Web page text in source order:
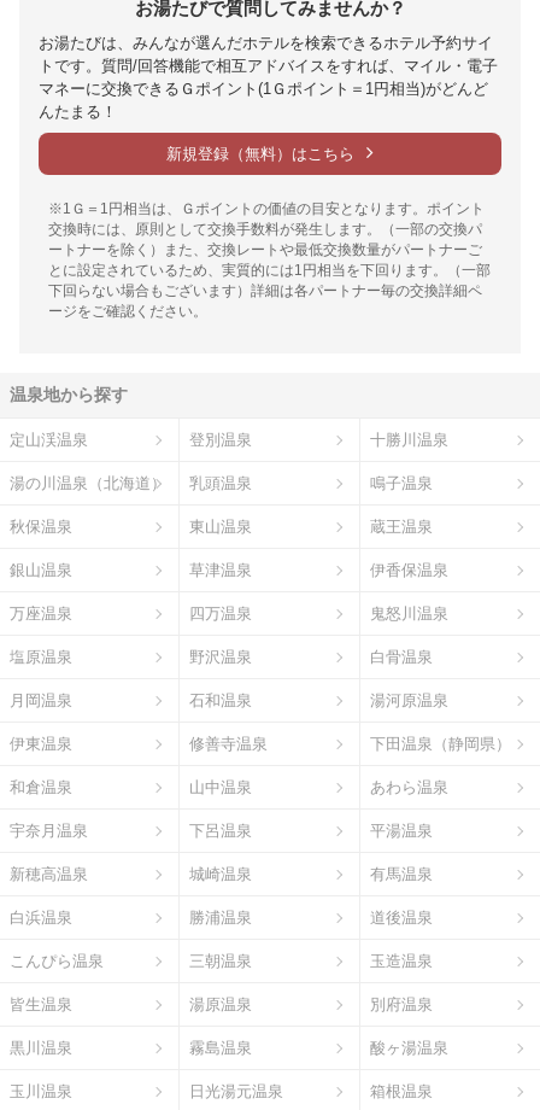
お湯たびで質問してみませんか？
お湯たびは、みんなが選んだホテルを検索できるホテル予約サイ
トです。質問/回答機能で相互アドバイスをすれば、マイル・電子
マネーに交換できるＧポイント(1Ｇポイント＝1円相当)がどんど
んたまる！
新規登録（無料）はこちら
※1Ｇ＝1円相当は、Ｇポイントの価値の目安となります。ポイント
交換時には、原則として交換手数料が発生します。（一部の交換パ
ートナーを除く）また、交換レートや最低交換数量がパートナーご
とに設定されているため、実質的には1円相当を下回ります。（一部
下回らない場合もございます）詳細は各パートナー毎の交換詳細ペ
ージをご確認ください。
温泉地から探す
定山渓温泉 登別温泉 十勝川温泉
湯の川温泉（北海道） 乳頭温泉 鳴子温泉
秋保温泉 東山温泉 蔵王温泉
銀山温泉 草津温泉 伊香保温泉
万座温泉 四万温泉 鬼怒川温泉
塩原温泉 野沢温泉 白骨温泉
月岡温泉 石和温泉 湯河原温泉
伊東温泉 修善寺温泉 下田温泉（静岡県）
和倉温泉 山中温泉 あわら温泉
宇奈月温泉 下呂温泉 平湯温泉
新穂高温泉 城崎温泉 有馬温泉
白浜温泉 勝浦温泉 道後温泉
こんぴら温泉 三朝温泉 玉造温泉
皆生温泉 湯原温泉 別府温泉
黒川温泉 霧島温泉 酸ヶ湯温泉
玉川温泉 日光湯元温泉 箱根温泉